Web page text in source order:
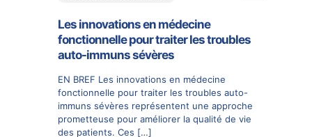
Les innovations en médecine
fonctionnelle pour traiter les troubles
auto-immuns sévères
EN BREF Les innovations en médecine
fonctionnelle pour traiter les troubles auto-
immuns sévères représentent une approche
prometteuse pour améliorer la qualité de vie
des patients. Ces […]